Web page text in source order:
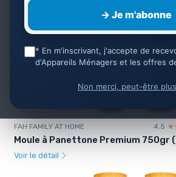
FAH FAMILY AT HOME 4.5
Moule à Panettone Premium 750gr
Voir le détail
→ Je m'abonne
* En m'inscrivant, j'accepte de
d'Appareils Ménagers et les offres
Non merci, peut-être